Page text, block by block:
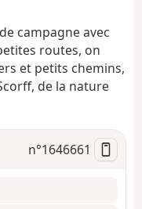
g
o
campagne avec
routes, on
et petits chemins,
de la nature
n°1646661